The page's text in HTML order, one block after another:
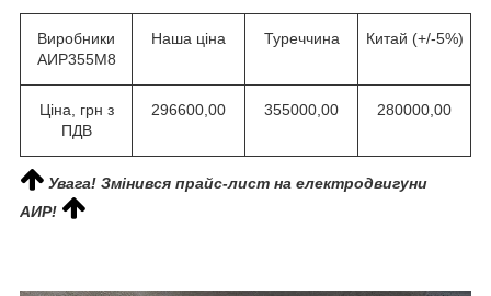
Виробники
АИР355M8
Наша ціна Туреччина Китай (+/-5%)
Ціна, грн з
ПДВ
296600,00 355000,00 280000,00
Увага! Змінився прайс-лист на електродвигуни
АИР!